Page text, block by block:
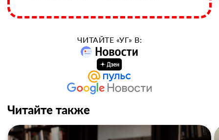
ЧИТАЙТЕ «УГ» В:
Читайте также